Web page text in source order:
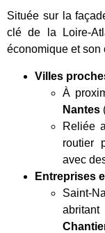
Située sur la
clé de la Loire-
économique et son
Villes
À
Nantes
Reliée
routier
avec
Entreprises
Saint-